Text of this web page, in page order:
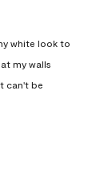
white look to
my walls
can't be